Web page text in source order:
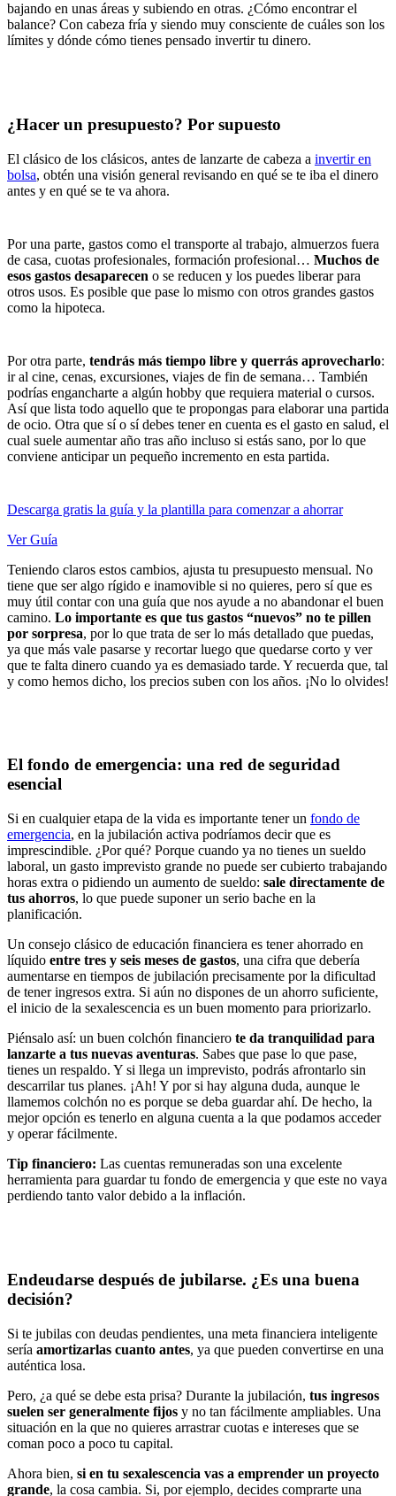
bajando en unas áreas y subiendo en otras. ¿Cómo encontrar el
balance? Con cabeza fría y siendo muy consciente de cuáles son los
límites y dónde cómo tienes pensado invertir tu dinero.
¿Hacer un presupuesto? Por supuesto
El clásico de los clásicos, antes de lanzarte de cabeza a invertir en
bolsa, obtén una visión general revisando en qué se te iba el dinero
antes y en qué se te va ahora.
Por una parte, gastos como el transporte al trabajo, almuerzos fuera
de casa, cuotas profesionales, formación profesional… Muchos de
esos gastos desaparecen o se reducen y los puedes liberar para
otros usos. Es posible que pase lo mismo con otros grandes gastos
como la hipoteca.
Por otra parte, tendrás más tiempo libre y querrás aprovecharlo:
ir al cine, cenas, excursiones, viajes de fin de semana… También
podrías engancharte a algún hobby que requiera material o cursos.
Así que lista todo aquello que te propongas para elaborar una partida
de ocio. Otra que sí o sí debes tener en cuenta es el gasto en salud, el
cual suele aumentar año tras año incluso si estás sano, por lo que
conviene anticipar un pequeño incremento en esta partida.
Descarga gratis la guía y la plantilla para comenzar a ahorrar
Ver Guía
Teniendo claros estos cambios, ajusta tu presupuesto mensual. No
tiene que ser algo rígido e inamovible si no quieres, pero sí que es
muy útil contar con una guía que nos ayude a no abandonar el buen
camino. Lo importante es que tus gastos “nuevos” no te pillen
por sorpresa, por lo que trata de ser lo más detallado que puedas,
ya que más vale pasarse y recortar luego que quedarse corto y ver
que te falta dinero cuando ya es demasiado tarde. Y recuerda que, tal
y como hemos dicho, los precios suben con los años. ¡No lo olvides!
El fondo de emergencia: una red de seguridad
esencial
Si en cualquier etapa de la vida es importante tener un fondo de
emergencia, en la jubilación activa podríamos decir que es
imprescindible. ¿Por qué? Porque cuando ya no tienes un sueldo
laboral, un gasto imprevisto grande no puede ser cubierto trabajando
horas extra o pidiendo un aumento de sueldo: sale directamente de
tus ahorros, lo que puede suponer un serio bache en la
planificación.
Un consejo clásico de educación financiera es tener ahorrado en
líquido entre tres y seis meses de gastos, una cifra que debería
aumentarse en tiempos de jubilación precisamente por la dificultad
de tener ingresos extra. Si aún no dispones de un ahorro suficiente,
el inicio de la sexalescencia es un buen momento para priorizarlo.
Piénsalo así: un buen colchón financiero te da tranquilidad para
lanzarte a tus nuevas aventuras. Sabes que pase lo que pase,
tienes un respaldo. Y si llega un imprevisto, podrás afrontarlo sin
descarrilar tus planes. ¡Ah! Y por si hay alguna duda, aunque le
llamemos colchón no es porque se deba guardar ahí. De hecho, la
mejor opción es tenerlo en alguna cuenta a la que podamos acceder
y operar fácilmente.
Tip financiero: Las cuentas remuneradas son una excelente
herramienta para guardar tu fondo de emergencia y que este no vaya
perdiendo tanto valor debido a la inflación.
Endeudarse después de jubilarse. ¿Es una buena
decisión?
Si te jubilas con deudas pendientes, una meta financiera inteligente
sería amortizarlas cuanto antes, ya que pueden convertirse en una
auténtica losa.
Pero, ¿a qué se debe esta prisa? Durante la jubilación, tus ingresos
suelen ser generalmente fijos y no tan fácilmente ampliables. Una
situación en la que no quieres arrastrar cuotas e intereses que se
coman poco a poco tu capital.
Ahora bien, si en tu sexalescencia vas a emprender un proyecto
grande, la cosa cambia. Si, por ejemplo, decides comprarte una